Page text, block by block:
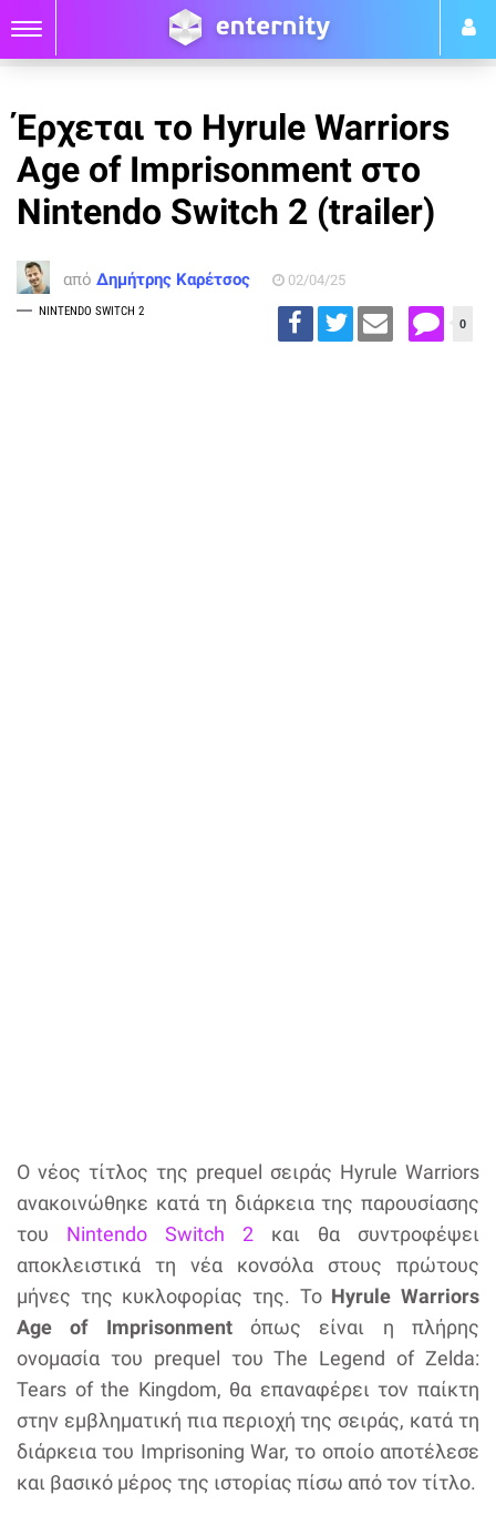
Έρχεται το Hyrule Warriors
Age of Imprisonment στο
Nintendo Switch 2 (trailer)
από Δημήτρης Καρέτσος 02/04/25
NINTENDO SWITCH 2
0
Ο νέος τίτλος της prequel σειράς Hyrule Warriors
ανακοινώθηκε κατά τη διάρκεια της παρουσίασης
του Nintendo Switch 2 και θα συντροφέψει
αποκλειστικά τη νέα κονσόλα στους πρώτους
μήνες της κυκλοφορίας της. Το Hyrule Warriors
Age of Imprisonmentόπως είναι η πλήρης
ονομασία του prequel του The Legend of Zelda:
Tears of the Kingdom, θα επαναφέρει τον παίκτη
στην εμβληματική πια περιοχή της σειράς, κατά τη
διάρκεια του Imprisoning War, το οποίο αποτέλεσε
και βασικό μέρος της ιστορίας πίσω από τον τίτλο.